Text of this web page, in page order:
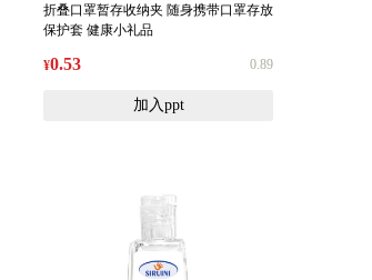
折叠口罩暂存收纳夹 随身携带口罩存放
保护套 健康小礼品
¥0.53 0.89
加入ppt